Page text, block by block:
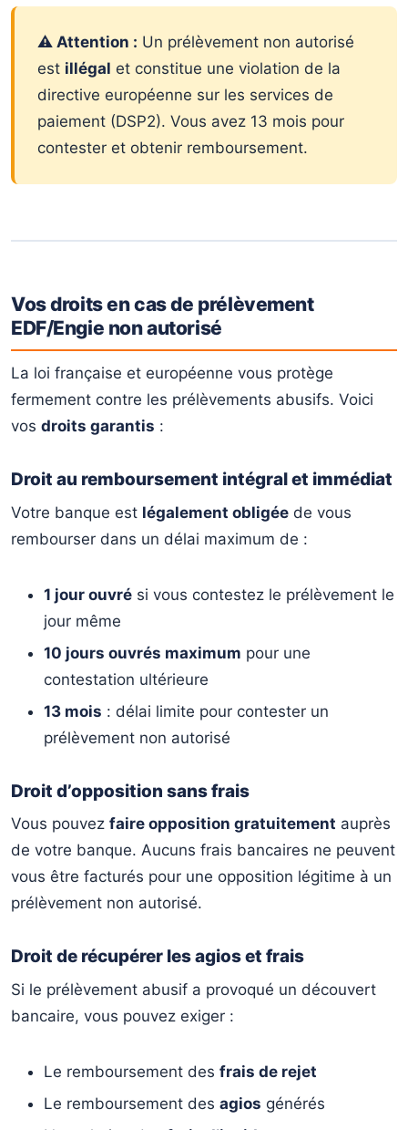
⚠️ Attention : Un prélèvement non autorisé
est illégal et constitue une violation de la
directive européenne sur les services de
paiement (DSP2). Vous avez 13 mois pour
contester et obtenir remboursement.
Vos droits en cas de prélèvement
EDF/Engie non autorisé
La loi française et européenne vous protège
fermement contre les prélèvements abusifs. Voici
vos droits garantis :
Droit au remboursement intégral et immédiat
Votre banque est légalement obligée de vous
rembourser dans un délai maximum de :
1 jour ouvré si vous contestez le prélèvement le
jour même
10 jours ouvrés maximum pour une
contestation ultérieure
13 mois : délai limite pour contester un
prélèvement non autorisé
Droit d’opposition sans frais
Vous pouvez faire opposition gratuitement auprès
de votre banque. Aucuns frais bancaires ne peuvent
vous être facturés pour une opposition légitime à un
prélèvement non autorisé.
Droit de récupérer les agios et frais
Si le prélèvement abusif a provoqué un découvert
bancaire, vous pouvez exiger :
Le remboursement des frais de rejet
Le remboursement des agios générés